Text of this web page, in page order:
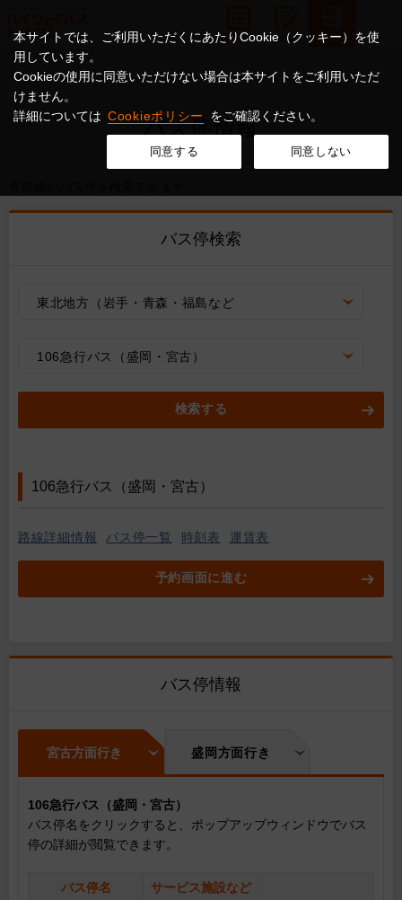
本サイトでは、ご利用いただくにあたりCookie（クッキー）を使
用しています。
Cookieの使用に同意いただけない場合は本サイトをご利用いただ
けません。
詳細については Cookieポリシー をご確認ください。
同意する 同意しない
バス停情報
バス停検索
東北地方（岩手・青森・福島など
106急行バス（盛岡・宮古）
検索する
106急行バス（盛岡・宮古）
路線詳細情報 バス停一覧 時刻表 運賃表
予約画面に進む
バス停情報
宮古方面行き 盛岡方面行き
106急行バス（盛岡・宮古）
バス停名をクリックすると、ポップアップウィンドウでバス
停の詳細が閲覧できます。
バス停名 サービス施設など